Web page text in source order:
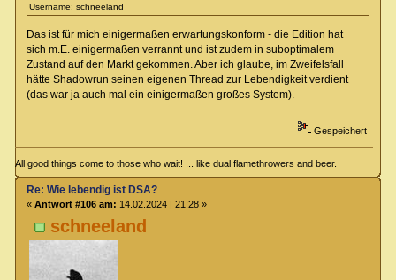
Username: schneeland
Das ist für mich einigermaßen erwartungskonform - die Edition hat
sich m.E. einigermaßen verrannt und ist zudem in suboptimalem
Zustand auf den Markt gekommen. Aber ich glaube, im Zweifelsfall
hätte Shadowrun seinen eigenen Thread zur Lebendigkeit verdient
(das war ja auch mal ein einigermaßen großes System).
Gespeichert
All good things come to those who wait! ... like dual flamethrowers and beer.
schneeland
Re: Wie lebendig ist DSA?
« Antwort #106 am: 14.02.2024 | 21:28 »